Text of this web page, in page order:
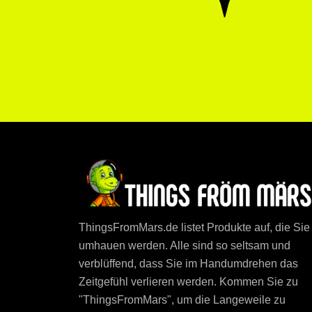
ThingsFromMars.de listet Produkte auf, die Sie
umhauen werden. Alle sind so seltsam und
verblüffend, dass Sie im Handumdrehen das
Zeitgefühl verlieren werden. Kommen Sie zu
"ThingsFromMars", um die Langeweile zu